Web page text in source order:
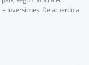
Inversiones. De acuerdo a